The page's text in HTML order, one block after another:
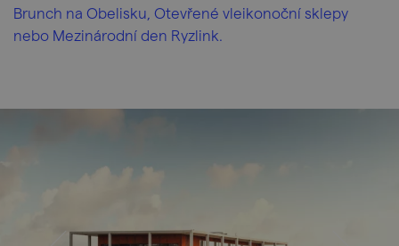
Brunch na Obelisku, Otevřené vleikonoční sklepy
nebo Mezinárodní den Ryzlink.